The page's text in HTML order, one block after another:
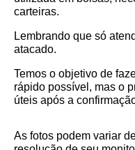
carteiras.
Lembrando que só
atacado.
Temos o objetivo de
rápido possível, mas o
úteis após a
As fotos podem variar